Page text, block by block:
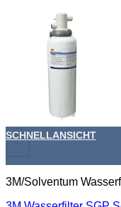
+
SCHNELLANSICHT
3M/Solventum